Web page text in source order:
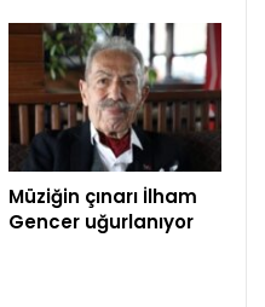
Müziğin çınarı İlham
Gencer uğurlanıyor